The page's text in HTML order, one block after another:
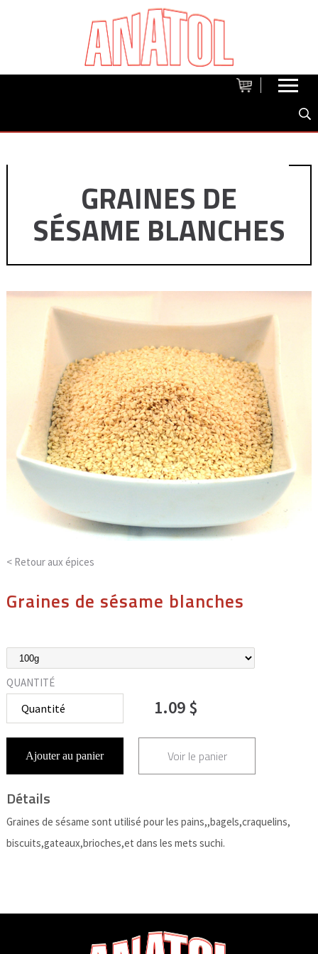
GRAINES DE
SÉSAME BLANCHES
< Retour aux épices
Graines de sésame blanches
QUANTITÉ
1.09 $
Ajouter au panier Voir le panier
Détails
Graines de sésame sont utilisé pour les pains,,bagels,craquelins,
biscuits,gateaux,brioches,et dans les mets suchi.